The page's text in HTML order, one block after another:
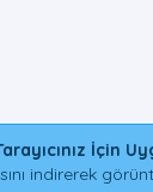
İçin
indirerek